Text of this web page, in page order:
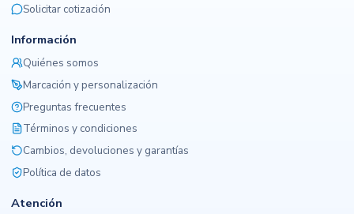
Solicitar cotización
Información
Quiénes somos
Marcación y personalización
Preguntas frecuentes
Términos y condiciones
Cambios, devoluciones y garantías
Política de datos
Atención